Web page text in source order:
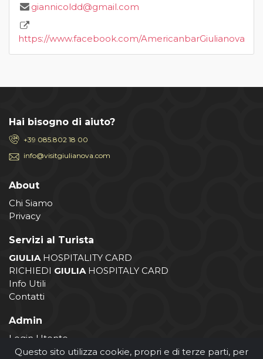
giannicoldd@gmail.com
https://www.facebook.com/AmericanbarGiulianova
Hai bisogno di aiuto?
+39 085.802 18 00
info@visitgiulianova.com
About
Chi Siamo
Privacy
Servizi al Turista
GIULIA HOSPITALITY CARD
RICHIEDI GIULIA HOSPITALY CARD
Info Utili
Contatti
Admin
Login Utente
Login Operatore
Questo sito utilizza cookie, propri e di terze parti, per